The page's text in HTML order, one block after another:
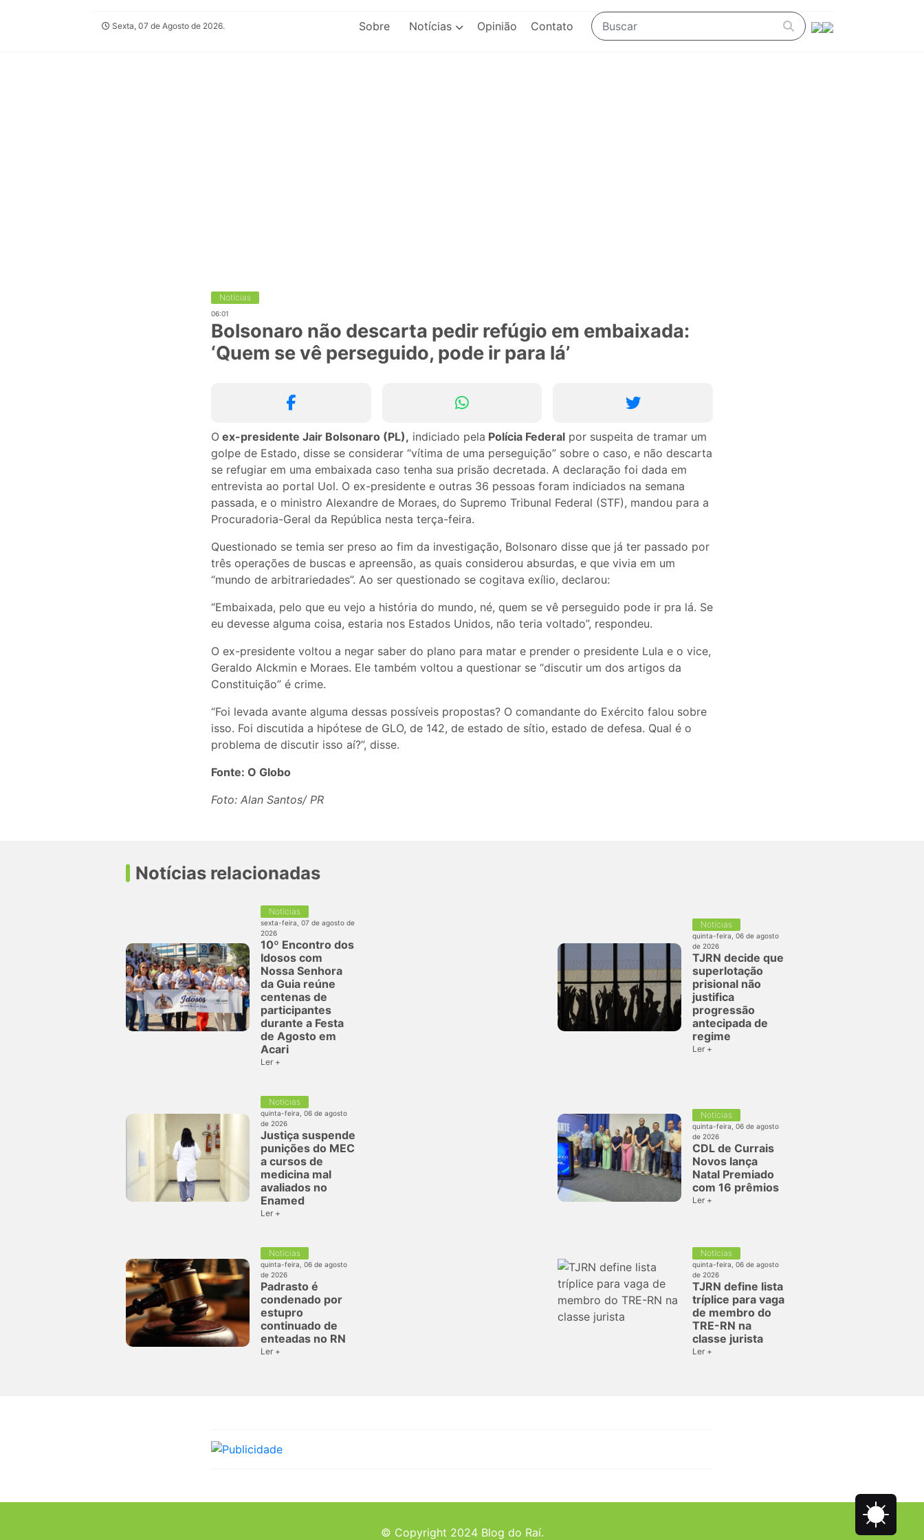
Sexta, 07 de Agosto de 2026. Sobre Notícias Opinião Contato
Notícias
06:01
Bolsonaro não descarta pedir refúgio em embaixada:
‘Quem se vê perseguido, pode ir para lá’
O ex-presidente Jair Bolsonaro (PL), indiciado pela Polícia Federal por suspeita de tramar um
golpe de Estado, disse se considerar “vítima de uma perseguição” sobre o caso, e não descarta
se refugiar em uma embaixada caso tenha sua prisão decretada. A declaração foi dada em
entrevista ao portal Uol. O ex-presidente e outras 36 pessoas foram indiciados na semana
passada, e o ministro Alexandre de Moraes, do Supremo Tribunal Federal (STF), mandou para a
Procuradoria-Geral da República nesta terça-feira.
Questionado se temia ser preso ao fim da investigação, Bolsonaro disse que já ter passado por
três operações de buscas e apreensão, as quais considerou absurdas, e que vivia em um
“mundo de arbitrariedades”. Ao ser questionado se cogitava exílio, declarou:
“Embaixada, pelo que eu vejo a história do mundo, né, quem se vê perseguido pode ir pra lá. Se
eu devesse alguma coisa, estaria nos Estados Unidos, não teria voltado”, respondeu.
O ex-presidente voltou a negar saber do plano para matar e prender o presidente Lula e o vice,
Geraldo Alckmin e Moraes. Ele também voltou a questionar se “discutir um dos artigos da
Constituição” é crime.
“Foi levada avante alguma dessas possíveis propostas? O comandante do Exército falou sobre
isso. Foi discutida a hipótese de GLO, de 142, de estado de sítio, estado de defesa. Qual é o
problema de discutir isso aí?”, disse.
Fonte: O Globo
Foto: Alan Santos/ PR
Notícias relacionadas
Notícias
sexta-feira, 07 de agosto de
2026
10º Encontro dos
Idosos com
Nossa Senhora
da Guia reúne
centenas de
participantes
durante a Festa
de Agosto em
Acari
Ler +
Notícias
quinta-feira, 06 de agosto
de 2026
TJRN decide que
superlotação
prisional não
justifica
progressão
antecipada de
regime
Ler +
Notícias
quinta-feira, 06 de agosto
de 2026
Justiça suspende
punições do MEC
a cursos de
medicina mal
avaliados no
Enamed
Ler +
Notícias
quinta-feira, 06 de agosto
de 2026
CDL de Currais
Novos lança
Natal Premiado
com 16 prêmios
Ler +
Notícias
quinta-feira, 06 de agosto
de 2026
Padrasto é
condenado por
estupro
continuado de
enteadas no RN
Ler +
Notícias
quinta-feira, 06 de agosto
de 2026
TJRN define lista
tríplice para vaga
de membro do
TRE-RN na
classe jurista
Ler +
© Copyright 2024 Blog do Raí.